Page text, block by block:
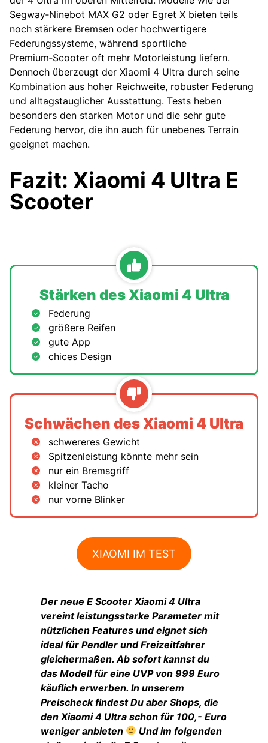
Segway‑Ninebot MAX G2 oder Egret X bieten teils
noch stärkere Bremsen oder hochwertigere
Federungssysteme, während sportliche
Premium‑Scooter oft mehr Motorleistung liefern.
Dennoch überzeugt der Xiaomi 4 Ultra durch seine
Kombination aus hoher Reichweite, robuster Federung
und alltagstauglicher Ausstattung. Tests heben
besonders den starken Motor und die sehr gute
Federung hervor, die ihn auch für unebenes Terrain
geeignet machen.
Fazit: Xiaomi 4 Ultra E
Scooter
Stärken des Xiaomi 4 Ultra
Federung
größere Reifen
gute App
chices Design
Schwächen des Xiaomi 4 Ultra
schwereres Gewicht
Spitzenleistung könnte mehr sein
nur ein Bremsgriff
kleiner Tacho
nur vorne Blinker
XIAOMI IM TEST
Der neue E Scooter Xiaomi 4 Ultra
vereint leistungsstarke Parameter mit
nützlichen Features und eignet sich
ideal für Pendler und Freizeitfahrer
gleichermaßen. Ab sofort kannst du
das Modell für eine UVP von 999 Euro
käuflich erwerben. In unserem
Preischeck findest Du aber Shops, die
den Xiaomi 4 Ultra schon für 100,- Euro
weniger anbieten
Und im folgenden